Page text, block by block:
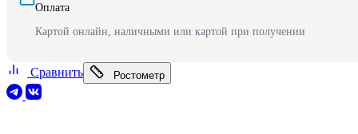
Оплата
Картой онлайн, наличными или картой при получении
Сравнить Ростометр